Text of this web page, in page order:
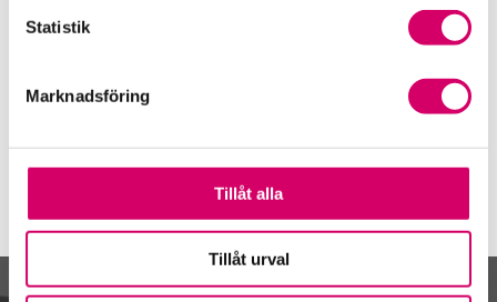
Statistik
Marknadsföring
Tillåt alla
Tillåt urval
076-648 88 44
Webbadress